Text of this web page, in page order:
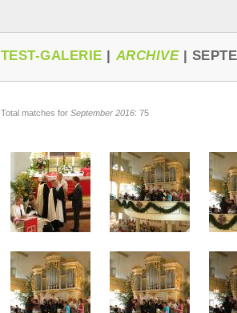
TEST-GALERIE | ARCHIVE|
Total matches for September 2016: 75